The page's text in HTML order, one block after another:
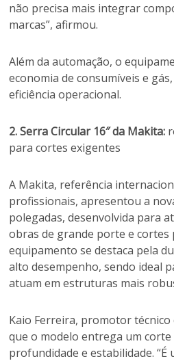
não precisa mais integrar
marcas”, afirmou.
Além da automação, o
economia de consumíveis e
eficiência operacional.
2. Serra Circular 16″ da Makita:
para cortes exigentes
A Makita, referência
profissionais, apresentou a
polegadas, desenvolvida para
obras de grande porte e cortes
equipamento se destaca pela
alto desempenho, sendo ideal
atuam em estruturas mais
Kaio Ferreira, promotor técnico
que o modelo entrega um corte
profundidade e estabilidade.